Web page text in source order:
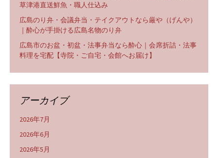
草津港直送鮮魚・職人仕込み
広島のり弁・会議弁当・テイクアウトなら厳や（げんや）
｜酔心が手掛ける広島名物のり弁
広島市のお盆・初盆・法事弁当なら酔心｜会席折詰・法事
料理を宅配【寺院・ご自宅・会館へお届け】
アーカイブ
2026年7月
2026年6月
2026年5月